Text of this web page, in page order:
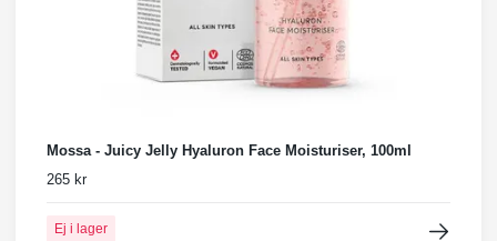
Mossa - Juicy Jelly Hyaluron Face Moisturiser, 100ml
265 kr
Ej i lager